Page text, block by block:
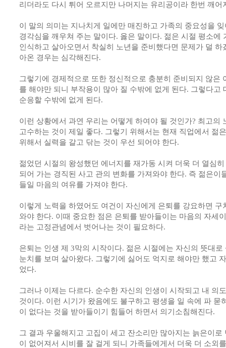
리더라도 다시 튀어 오르지만 나머지는 유리공이라 한번 깨어
이 말의 의미는 지나치게 일에만 매진하고 가족의 중요성을
경각심을 깨우쳐 주는 말이다. 옳은 말이다. 젊은 시절 평소에
인식하고 살아오면서 착실히 노년을 준비했다면 문제가 덜 하
아온 경우는 심각해진다.
그렇기에 경제적으로 또한 정신적으로 충분히 준비되지 않은
를 해야만 되니 부작용이 많아 질 수밖에 없게 된다. 그렇다고
순응할 수밖에 없게 된다.
이런 상황에서 과연 우리는 어떻게 하여야 될 것인가? 최고의
고수하는 것이 제일 좋다. 그렇기 위해서는 현재 직업에서 젊
위해서 실력을 갈고 닦는 것이 우선 되어야 한다.
젊었던 시절의 왕성했던 에너지를 재가동 시켜 더욱 더 열심
되어 가는 경직된 사고 관의 변화를 가져와야 한다. 즉 젊은이
들일 마음의 여유를 가져야 한다.
이렇게 노력을 하였어도 여건이 자신에게 은퇴를 강요하면 구
와야 한다. 이때 중요한 점은 은퇴를 받아들이는 마음의 자세
라는 고정관념에서 벗어나는 것이 필요하다.
은퇴는 인생 제 3막의 시작이다. 젊은 시절에는 자신의 뜻대
눈치를 보며 살아왔다. 그렇기에 싫어도 억지로 해야만 했고
었다.
그러나 이제는 다르다. 순수한 자신의 인생이 시작되고 내 의
것이다. 이런 시기가 왔음에도 불구하고 평생을 일 속에 파 묻
이 없다는 것을 받아들이기 힘들어 하면서 의기소침해진다.
그 결과 우울해지고 고집이 세고 잔소리만 많아지는 늙은이로
이 없어져서 시비를 잘 걸게 되니 가족들에게서 더욱 더 소외